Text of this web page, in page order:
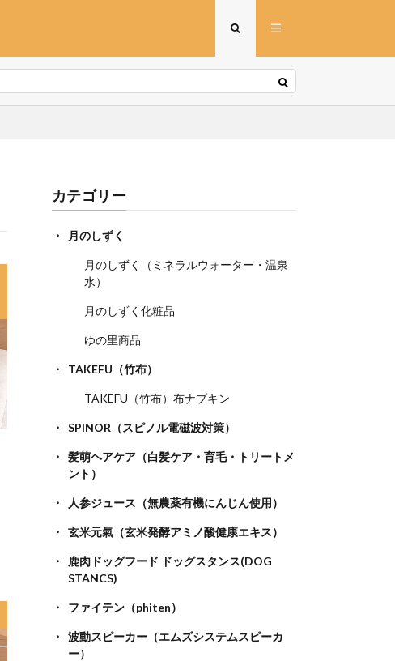
カテゴリー
月のしずく
月のしずく（ミネラルウォーター・温泉
水）
月のしずく化粧品
ゆの里商品
TAKEFU（竹布）
TAKEFU（竹布）布ナプキン
SPINOR（スピノル電磁波対策）
髪萌ヘアケア（白髪ケア・育毛・トリートメ
ント）
人参ジュース（無農薬有機にんじん使用）
玄米元氣（玄米発酵アミノ酸健康エキス）
鹿肉ドッグフード ドッグスタンス(DOG
STANCS)
ファイテン（phiten）
波動スピーカー（エムズシステムスピーカ
ー）